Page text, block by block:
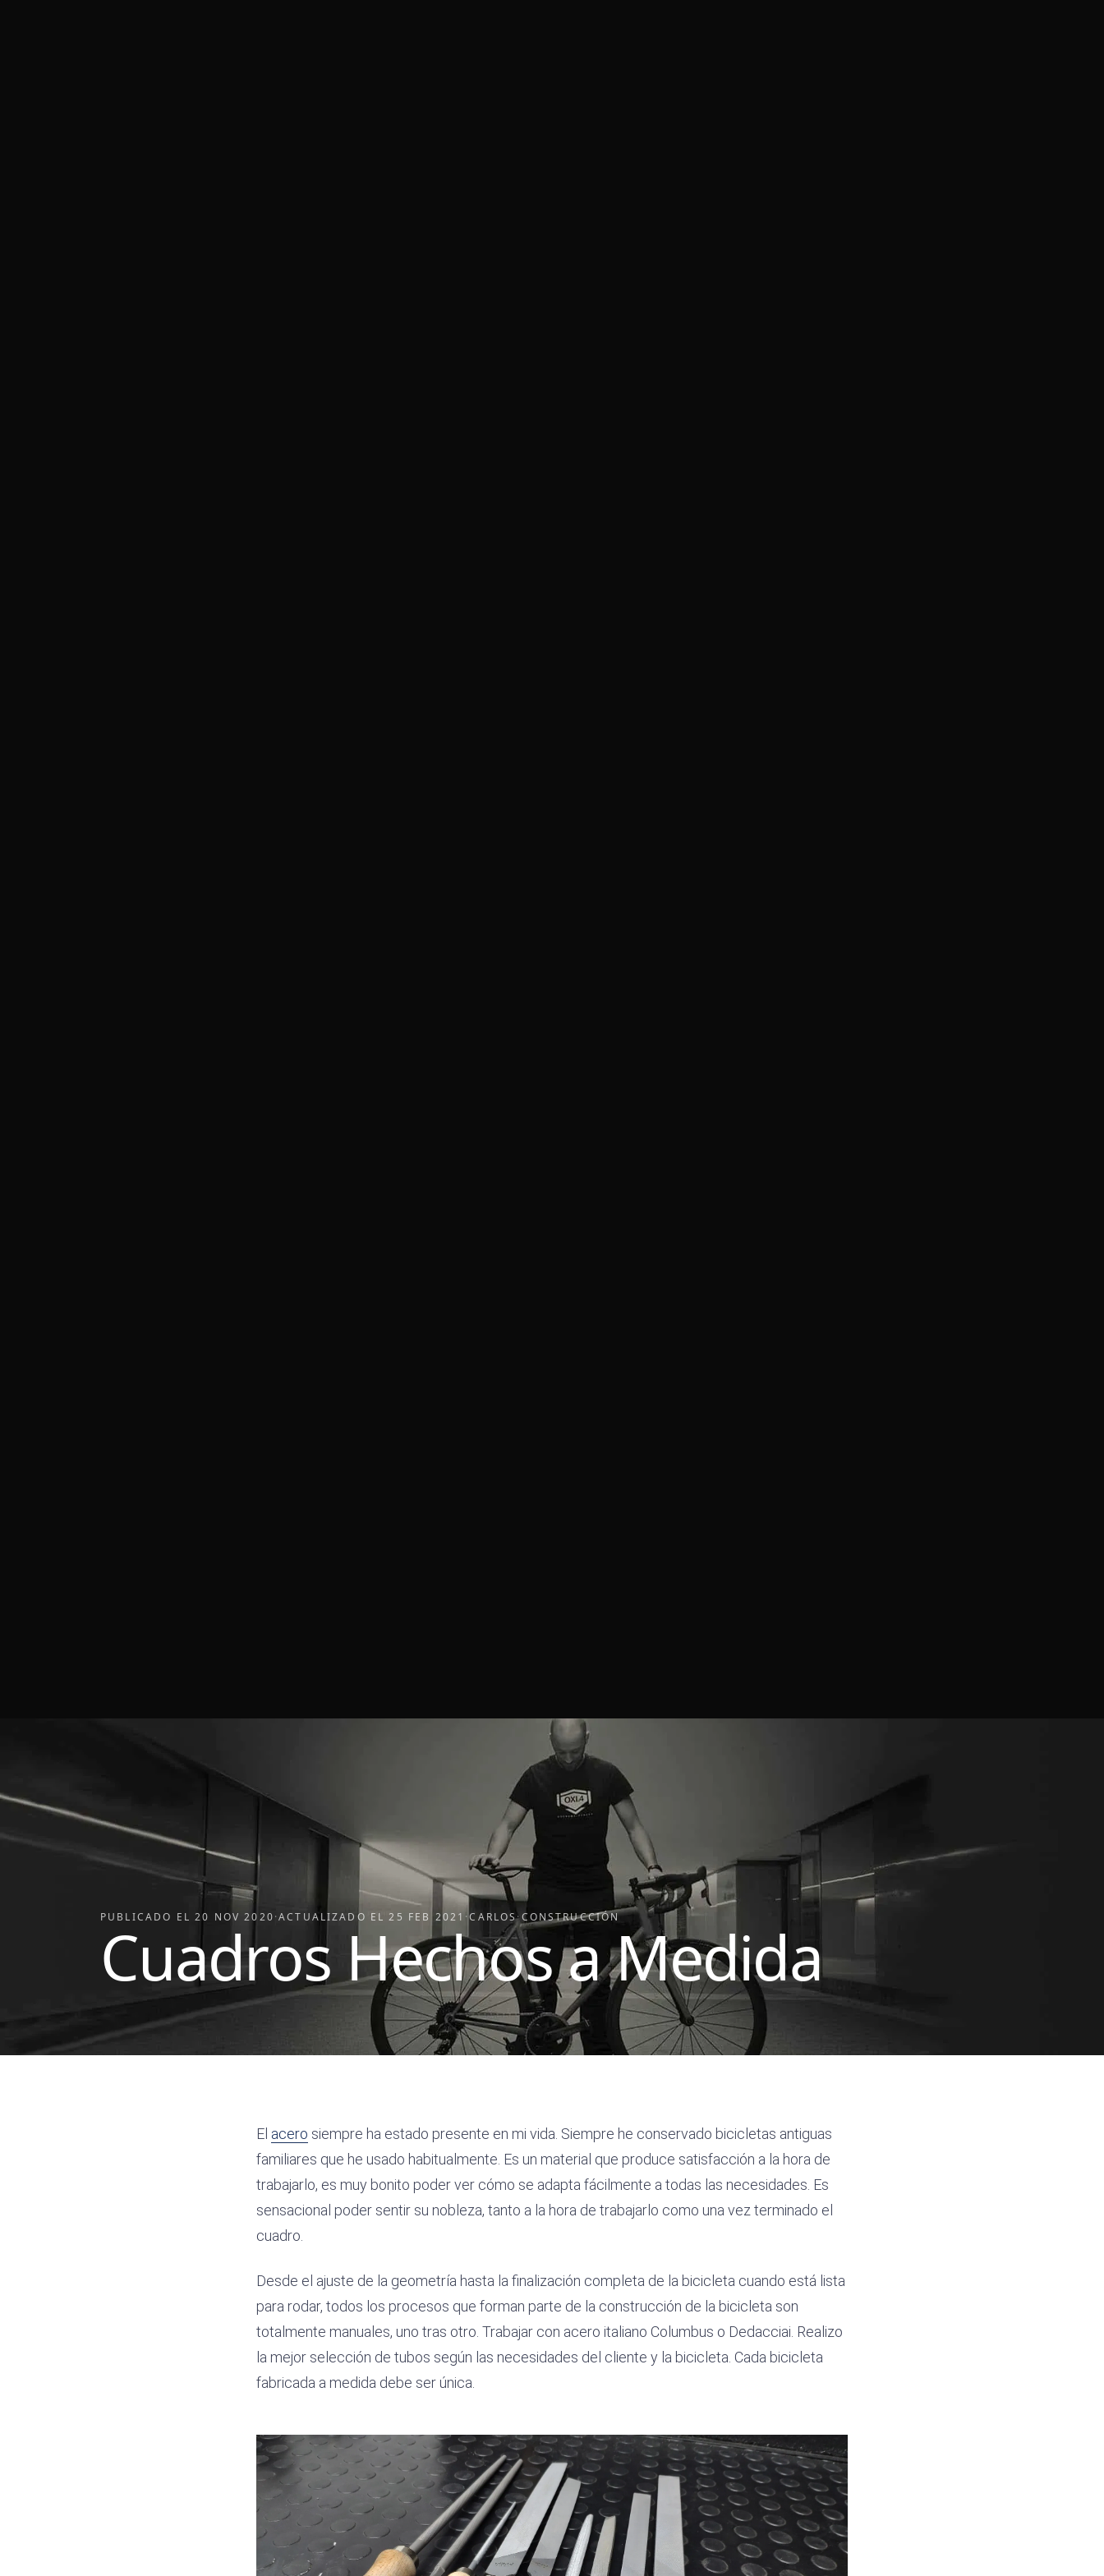
PUBLICADO EL20 NOV 2020·ACTUALIZADO EL25 FEB 2021 ·CARLOS·CONSTRUCCIÓN
Cuadros Hechos a Medida
El acero siempre ha estado presente en mi vida. Siempre he conservado bicicletas antiguas
familiares que he usado habitualmente. Es un material que produce satisfacción a la hora de
trabajarlo, es muy bonito poder ver cómo se adapta fácilmente a todas las necesidades. Es
sensacional poder sentir su nobleza, tanto a la hora de trabajarlo como una vez terminado el
cuadro.
Desde el ajuste de la geometría hasta la finalización completa de la bicicleta cuando está lista
para rodar, todos los procesos que forman parte de la construcción de la bicicleta son
totalmente manuales, uno tras otro. Trabajar con acero italiano Columbus o Dedacciai. Realizo
la mejor selección de tubos según las necesidades del cliente y la bicicleta. Cada bicicleta
fabricada a medida debe ser única.